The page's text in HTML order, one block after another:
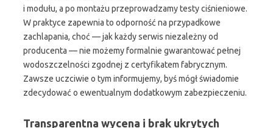
i modułu, a po montażu przeprowadzamy testy ciśnieniowe.
W praktyce zapewnia to odporność na przypadkowe
zachlapania, choć — jak każdy serwis niezależny od
producenta — nie możemy formalnie gwarantować pełnej
wodoszczelności zgodnej z certyfikatem fabrycznym.
Zawsze uczciwie o tym informujemy, byś mógł świadomie
zdecydować o ewentualnym dodatkowym zabezpieczeniu.
Transparentna wycena i brak ukrytych